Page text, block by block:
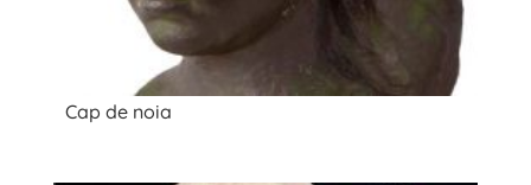
Cap de noia